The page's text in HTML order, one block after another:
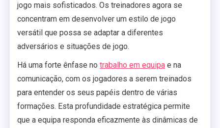
jogo mais sofisticados. Os treinadores agora se
concentram em desenvolver um estilo de jogo
versátil que possa se adaptar a diferentes
adversários e situações de jogo.
Há uma forte ênfase no trabalho em equipa e na
comunicação, com os jogadores a serem treinados
para entender os seus papéis dentro de várias
formações. Esta profundidade estratégica permite
que a equipa responda eficazmente às dinâmicas de